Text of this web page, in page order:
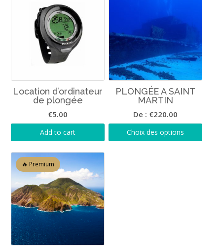
Location d’ordinateur
de plongée
€5.00
Add to cart
PLONGÉE A SAINT
MARTIN
De : €220.00
Choix des options